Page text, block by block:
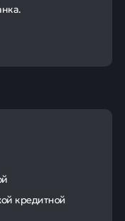
кредитной